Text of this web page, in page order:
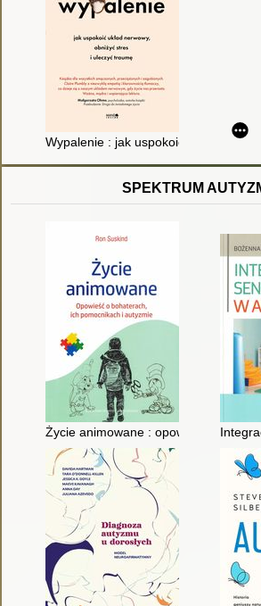
Wypalenie : jak uspokoić układ
SPEKTRUM
Życie animowane : opowieść o